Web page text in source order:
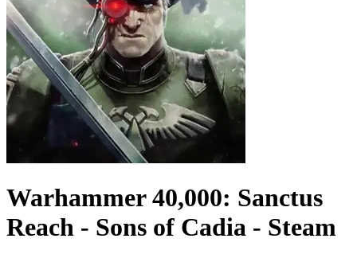
Warhammer 40,000: Sanctus
Reach - Sons of Cadia - Steam